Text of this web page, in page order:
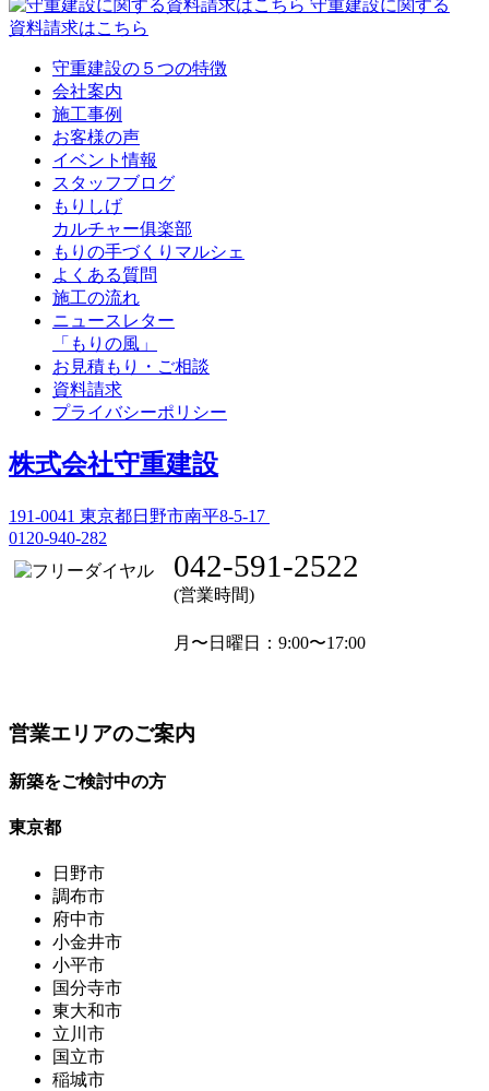
守重建設に関する
資料請求はこちら
守重建設の５つの特徴
会社案内
施工事例
お客様の声
イベント情報
スタッフブログ
もりしげ
カルチャー俱楽部
もりの手づくりマルシェ
よくある質問
施工の流れ
ニュースレター
「もりの風」
お見積もり・ご相談
資料請求
プライバシーポリシー
株式会社守重建設
191-0041 東京都日野市南平8-5-17
0120-940-282
042-591-2522
(営業時間)
月〜日曜日 ：9:00〜17:00
営業エリアのご案内
新築をご検討中の方
東京都
日野市
調布市
府中市
小金井市
小平市
国分寺市
東大和市
立川市
国立市
稲城市